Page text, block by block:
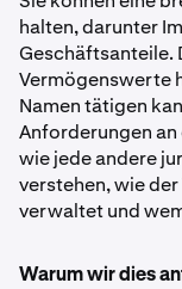
halten, darunter
Geschäftsanteile.
Vermögenswerte
Namen tätigen
Anforderungen
wie jede andere
verstehen, wie
verwaltet und
Warum wir dies